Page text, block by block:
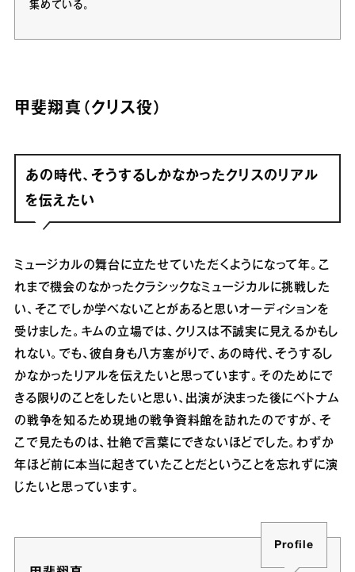
集めている。
甲斐翔真（クリス役）
あの時代、そうするしかなかったクリスのリアル
を伝えたい
ミュージカルの舞台に立たせていただくようになって年。こ
れまで機会のなかったクラシックなミュージカルに挑戦した
い、そこでしか学べないことがあると思いオーディションを
受けました。キムの立場では、クリスは不誠実に見えるかもし
れない。でも、彼自身も八方塞がりで、あの時代、そうするし
かなかったリアルを伝えたいと思っています。そのためにで
きる限りのことをしたいと思い、出演が決まった後にベトナム
の戦争を知るため現地の戦争資料館を訪れたのですが、そ
こで見たものは、壮絶で言葉にできないほどでした。わずか
年ほど前に本当に起きていたことだということを忘れずに演
じたいと思っています。
Profile